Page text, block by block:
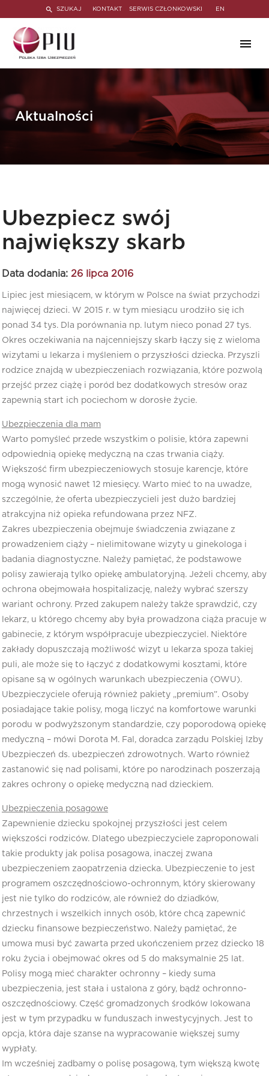
SZUKAJ KONTAKT SERWIS CZŁONKOWSKI EN
Aktualności
Ubezpiecz swój
największy skarb
Data dodania: 26 lipca 2016
Lipiec jest miesiącem, w którym w Polsce na świat przychodzi
najwięcej dzieci. W 2015 r. w tym miesiącu urodziło się ich
ponad 34 tys. Dla porównania np. lutym nieco ponad 27 tys.
Okres oczekiwania na najcenniejszy skarb łączy się z wieloma
wizytami u lekarza i myśleniem o przyszłości dziecka. Przyszli
rodzice znajdą w ubezpieczeniach rozwiązania, które pozwolą
przejść przez ciążę i poród bez dodatkowych stresów oraz
zapewnią start ich pociechom w dorosłe życie.
Ubezpieczenia dla mam
Warto pomyśleć przede wszystkim o polisie, która zapewni
odpowiednią opiekę medyczną na czas trwania ciąży.
Większość firm ubezpieczeniowych stosuje karencje, które
mogą wynosić nawet 12 miesięcy. Warto mieć to na uwadze,
szczególnie, że oferta ubezpieczycieli jest dużo bardziej
atrakcyjna niż opieka refundowana przez NFZ.
Zakres ubezpieczenia obejmuje świadczenia związane z
prowadzeniem ciąży – nielimitowane wizyty u ginekologa i
badania diagnostyczne. Należy pamiętać, że podstawowe
polisy zawierają tylko opiekę ambulatoryjną. Jeżeli chcemy, aby
ochrona obejmowała hospitalizację, należy wybrać szerszy
wariant ochrony. Przed zakupem należy także sprawdzić, czy
lekarz, u którego chcemy aby była prowadzona ciąża pracuje w
gabinecie, z którym współpracuje ubezpieczyciel. Niektóre
zakłady dopuszczają możliwość wizyt u lekarza spoza takiej
puli, ale może się to łączyć z dodatkowymi kosztami, które
opisane są w ogólnych warunkach ubezpieczenia (OWU).
Ubezpieczyciele oferują również pakiety „premium”. Osoby
posiadające takie polisy, mogą liczyć na komfortowe warunki
porodu w podwyższonym standardzie, czy poporodową opiekę
medyczną – mówi Dorota M. Fal, doradca zarządu Polskiej Izby
Ubezpieczeń ds. ubezpieczeń zdrowotnych. Warto również
zastanowić się nad polisami, które po narodzinach poszerzają
zakres ochrony o opiekę medyczną nad dzieckiem.
Ubezpieczenia posagowe
Zapewnienie dziecku spokojnej przyszłości jest celem
większości rodziców. Dlatego ubezpieczyciele zaproponowali
takie produkty jak polisa posagowa, inaczej zwana
ubezpieczeniem zaopatrzenia dziecka. Ubezpieczenie to jest
programem oszczędnościowo-ochronnym, który skierowany
jest nie tylko do rodziców, ale również do dziadków,
chrzestnych i wszelkich innych osób, które chcą zapewnić
dziecku finansowe bezpieczeństwo. Należy pamiętać, że
umowa musi być zawarta przed ukończeniem przez dziecko 18
roku życia i obejmować okres od 5 do maksymalnie 25 lat.
Polisy mogą mieć charakter ochronny – kiedy suma
ubezpieczenia, jest stała i ustalona z góry, bądź ochronno-
oszczędnościowy. Część gromadzonych środków lokowana
jest w tym przypadku w funduszach inwestycyjnych. Jest to
opcja, która daje szanse na wypracowanie większej sumy
wypłaty.
Im wcześniej zadbamy o polisę posagową, tym większą kwotę